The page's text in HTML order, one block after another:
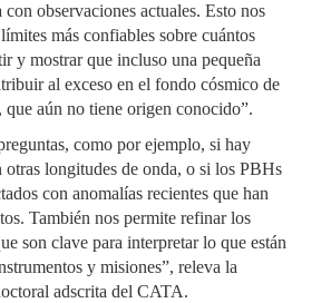
con observaciones actuales. Esto nos
más confiables sobre cuántos
y mostrar que incluso una pequeña
al exceso en el fondo cósmico de
aún no tiene origen conocido”.
como por ejemplo, si hay
otras longitudes de onda, o si los PBHs
con anomalías recientes que han
También nos permite refinar los
son clave para interpretar lo que están
y misiones”, releva la
adscrita del CATA.